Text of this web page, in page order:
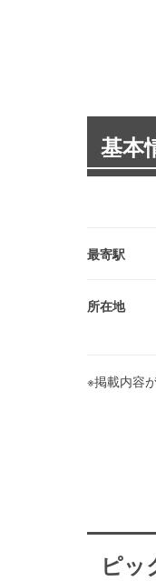
基本
最寄駅
所在地
※掲載内容
ピッ